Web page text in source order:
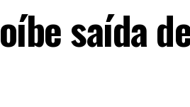
saída